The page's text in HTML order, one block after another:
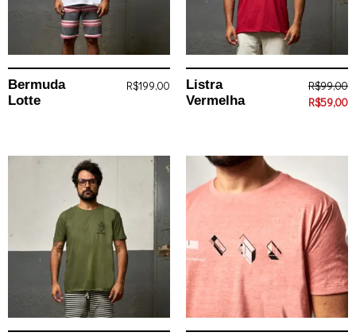
Bermuda
Lotte
R$199,00
Listra
Vermelha
R$99,00
R$59,00